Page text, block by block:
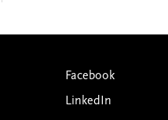
Facebook
LinkedIn